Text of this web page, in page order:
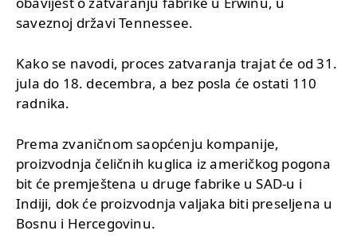
saveznoj državi Tennessee.
Kako se navodi, proces zatvaranja trajat će od 31.
jula do 18. decembra, a bez posla će ostati 110
radnika.
Prema zvaničnom saopćenju kompanije,
proizvodnja čeličnih kuglica iz američkog pogona
bit će premještena u druge fabrike u SAD-u i
Indiji, dok će proizvodnja valjaka biti preseljena u
Bosnu i Hercegovinu.